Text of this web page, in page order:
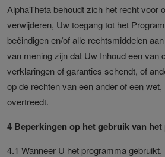
AlphaTheta behoudt zich het recht voor
verwijderen, Uw toegang tot het
beëindigen en/of alle rechtsmiddelen
van mening zijn dat Uw Inhoud een van
verklaringen of garanties schendt, of
op de rechten van een ander of een
overtreedt.
4 Beperkingen op het gebruik van
4.1 Wanneer U het programma